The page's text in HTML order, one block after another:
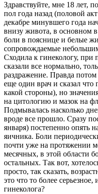
Здравствуйте, мне 18 лет,
пол года назад (половой
декабре минувшего года
внизу живота, в основном
боли в пояснице и белые
сопровождаемые
Сходила к гинекологу,
сказали все нормально,
раздражение. Правда
еще один врач и сказал что
какой стороны), но
на цитологию и мазок на
Подмывалась насколько
вроде все прошло. Сразу
января) постепенно опять
яичника. Боли
почти уже на протяжении
месячных, в этой области
остальных. Так вот,
просто, так сказать,
это что то более
гинеколога?